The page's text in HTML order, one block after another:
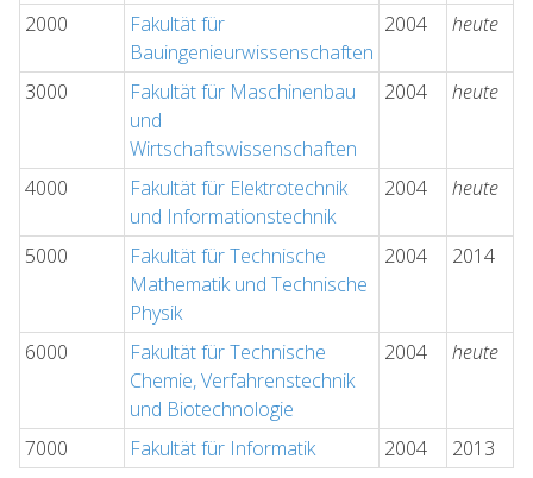
2000
Fakultät für
Bauingenieurwissenschaften
2004 heute
3000
Fakultät für Maschinenbau
und
Wirtschaftswissenschaften
2004 heute
4000
Fakultät für Elektrotechnik
und Informationstechnik
2004 heute
5000
Fakultät für Technische
Mathematik und Technische
Physik
2004 2014
6000
Fakultät für Technische
Chemie, Verfahrenstechnik
und Biotechnologie
2004 heute
7000 Fakultät für Informatik 2004 2013